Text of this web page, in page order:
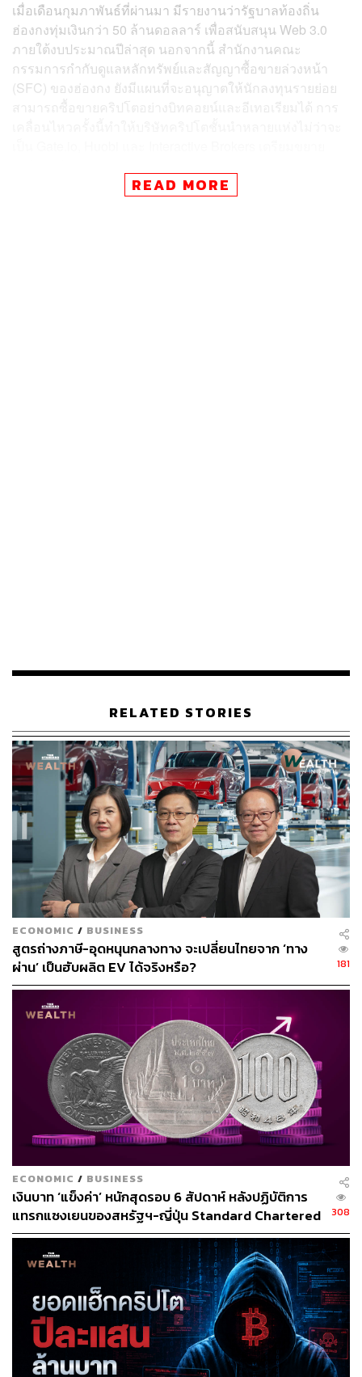
เมื่อเดือนกุมภาพันธ์ที่ผ่านมา มีรายงานว่ารัฐบาลท้องถิ่น
ฮ่องกงทุ่มเงินกว่า 50 ล้านดอลลาร์ เพื่อสนับสนุน Web 3.0
ภายใต้งบประมาณปีล่าสุด นอกจากนี้ สำนักงานคณะ
กรรมการกำกับดูแลหลักทรัพย์และสัญญาซื้อขายล่วงหน้า
(SFC) ของฮ่องกง ยังมีแผนที่จะอนุญาตให้นักลงทุนรายย่อย
สิงคโปร์ กำลังได้รับความสนใจมากขึ้นสำหรับบริษัทคริปโต
นอกจากฮ่องกงที่ทะเยอทะยานในการเป็นศูนย์กลางด้านคริป
โตระดับโลกแล้ว สหรัฐอาหรับเอมิเรตส์มีแผนเปิดตัวเขต
ปลอดภาษีสำหรับบริษัทสินทรัพย์ดิจิทัลและสินทรัพย์เสมือน
จริง เพื่อดึงดูดนักลงทุนจากทั่วทุกมุมโลก โดยเขตนี้ถูกเรียก
ว่า RAK Digital Assets Oasis หรือ RAK DAO จะเป็นเขต
การค้าเสรีในสหรัฐอาหรับเอมิเรตส์ที่ให้ผู้ประกอบการเป็น
เจ้าของธุรกิจของตน 100% และมีกรอบการกำกับดูแลและ
แผนภาษีที่แตกต่างกัน ซึ่งจะเปิดตัวในไตรมาสที่ 2 ของปี
2023
การลงทุนในสินทรัพย์ดิจิทัลมีความเสี่ยงและความผันผวนสูง
มาก นักลงทุนจึงควรกระจายความเสี่ยง ศึกษาหาข้อมูล และ
วางแผนในการลงทุนด้วยความรอบคอบ บทความนี้มีจุด
ประสงค์เพื่อให้ข้อมูลเท่านั้น
ข่าวที่เกี่ยวข้อง:
เกิดอะไรขึ้นกับ ‘ฮ่องกง’ ทำไมสถานะ ‘ศูนย์กลางทางก
ารเงินของเอเชีย’ กำลังถูกสั่นคลอน และอาจกลายเป็นแ
ค่อดีต
ส่องกรณีศึกษาการเติบโตของ เศรษฐกิจสิงคโปร์ ท่ามก
ลางความไม่แน่นอนที่รออยู่ข้างหน้า
เปิดจุดเด่น เวียดนาม หลังจ่อขึ้นแท่นประเทศที่คว้าชัยใ
นยุค Deglobalization
อ้างอิง:
https://www.cnbc.com/2023/03/20/hong-kongs-crypto
-hub-ambitions-in-spite-of-chinas-crackdown.html
สามารถติดตาม THE STANDARD WEALTH
ผ่านแอปพลิเคชันต่างๆ ที่คุณสะดวกหรือใช้งานอยู่แล้วได้เลย
READ MORE
RELATED STORIES
ECONOMIC / BUSINESS
สูตรถ่างภาษี-อุดหนุนกลางทาง จะเปลี่ยนไทยจาก ‘ทาง
ผ่าน’ เป็นฮับผลิต EV ได้จริงหรือ?
181
ECONOMIC / BUSINESS
เงินบาท ‘แข็งค่า’ หนักสุดรอบ 6 สัปดาห์ หลังปฏิบัติการ
แทรกแซงเยนของสหรัฐฯ-ญี่ปุ่น Standard Chartered
เปิดเป้าสิ้นปีนี้จ่อแข็งต่อแตะ 32.50 บาทต่อดอลลาร์
308